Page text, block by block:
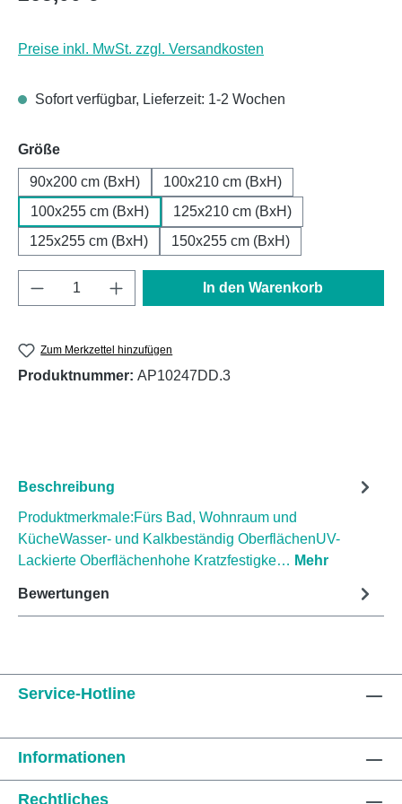
Preise inkl. MwSt. zzgl. Versandkosten
Sofort verfügbar, Lieferzeit: 1-2 Wochen
Größeauswählen
90x200 cm (BxH)
100x210 cm (BxH)
100x255 cm (BxH)
125x210 cm (BxH)
125x255 cm (BxH)
150x255 cm (BxH)
Produkt Anzahl: Gib den gewünschten
In den Warenkorb
Zum Merkzettel hinzufügen
Produktnummer: AP10247DD.3
Beschreibung
Produktmerkmale:Fürs Bad, Wohnraum und
KücheWasser- und Kalkbeständig OberflächenUV-
Lackierte Oberflächenhohe Kratzfestigke… Mehr
Bewertungen
Service-Hotline
Informationen
Rechtliches